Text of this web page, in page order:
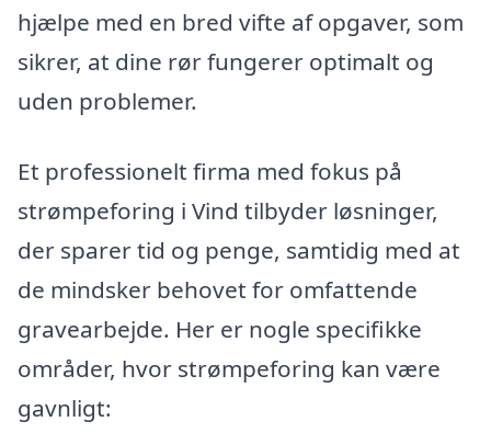
hjælpe med en bred vifte af opgaver, som
sikrer, at dine rør fungerer optimalt og
uden problemer.
Et professionelt firma med fokus på
strømpeforing i Vind tilbyder løsninger,
der sparer tid og penge, samtidig med at
de mindsker behovet for omfattende
gravearbejde. Her er nogle specifikke
områder, hvor strømpeforing kan være
gavnligt: